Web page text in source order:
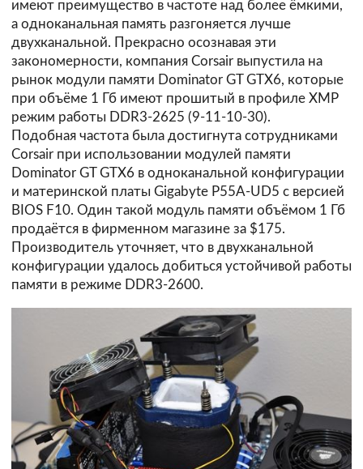
имеют преимущество в частоте над более ёмкими,
а одноканальная память разгоняется лучше
двухканальной. Прекрасно осознавая эти
закономерности, компания Corsair выпустила на
рынок модули памяти Dominator GT GTX6, которые
при объёме 1 Гб имеют прошитый в профиле XMP
режим работы DDR3-2625 (9-11-10-30).
Подобная частота была достигнута сотрудниками
Corsair при использовании модулей памяти
Dominator GT GTX6 в одноканальной конфигурации
и материнской платы Gigabyte P55A-UD5 с версией
BIOS F10. Один такой модуль памяти объёмом 1 Гб
продаётся в фирменном магазине за $175.
Производитель уточняет, что в двухканальной
конфигурации удалось добиться устойчивой работы
памяти в режиме DDR3-2600.